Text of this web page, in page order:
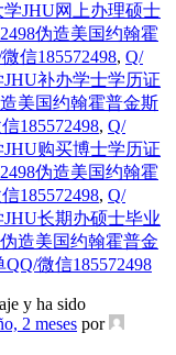
学JHU网上办理硕士
伪造美国约翰霍
信185572498, Q/
补办学士学历证
美国约翰霍普金斯
185572498, Q/
购买博士学历证
伪造美国约翰霍
185572498, Q/
长期办硕士毕业
造美国约翰霍普金
微信185572498
y ha sido
2 meses por